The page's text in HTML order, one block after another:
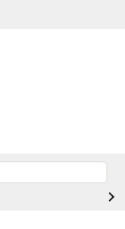
navigate_next